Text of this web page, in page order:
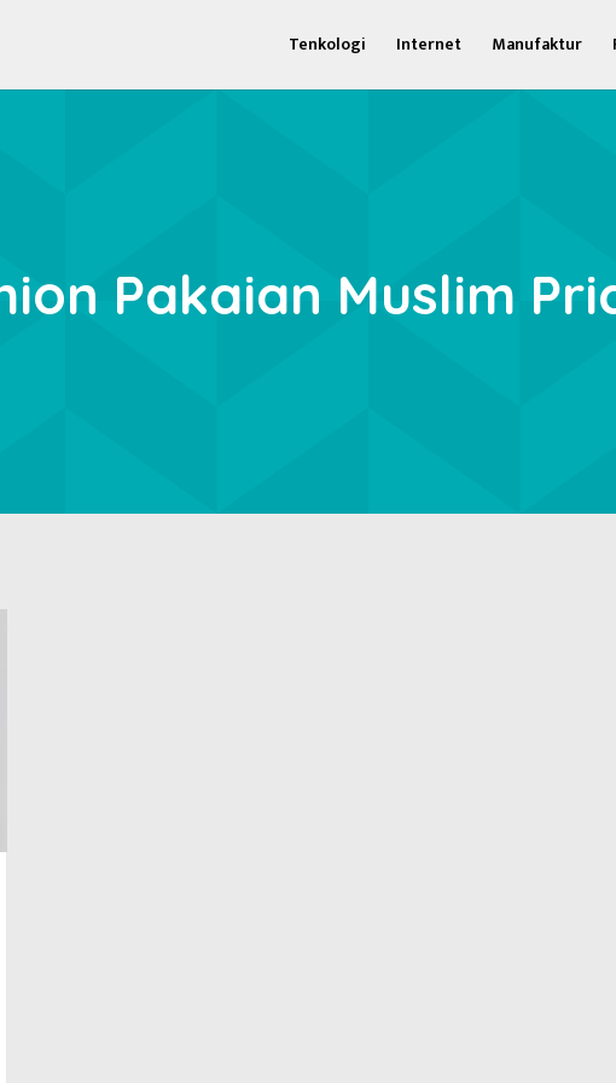
Tenkologi Internet Manufaktur
Pakaian Muslim